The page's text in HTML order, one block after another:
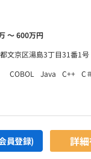
〜 600万円
文京区湯島3丁目31番1号
COBOL Java C++ C
員登録) 詳細